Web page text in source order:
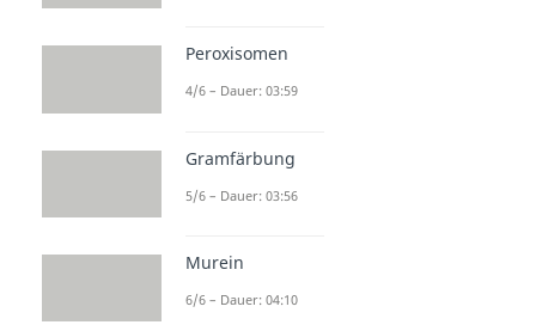
Peroxisomen
4/6 – Dauer: 03:59
Gramfärbung
5/6 – Dauer: 03:56
Murein
6/6 – Dauer: 04:10